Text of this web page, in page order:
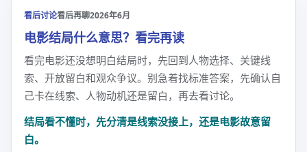
看后讨论看后再聊2026年6月
电影结局什么意思？看完再读
看完电影还没想明白结局时，先回到人物选择、关键线
索、开放留白和观众争议。别急着找标准答案，先确认自
己卡在线索、人物动机还是留白，再去看讨论。
结局看不懂时，先分清是线索没接上，还是电影故意留
白。